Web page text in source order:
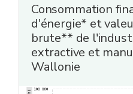
Consommation
d'énergie* et
brute** de
extractive et
Wallonie